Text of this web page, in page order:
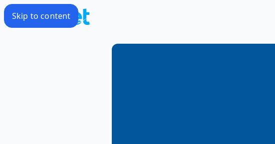
Skip to content